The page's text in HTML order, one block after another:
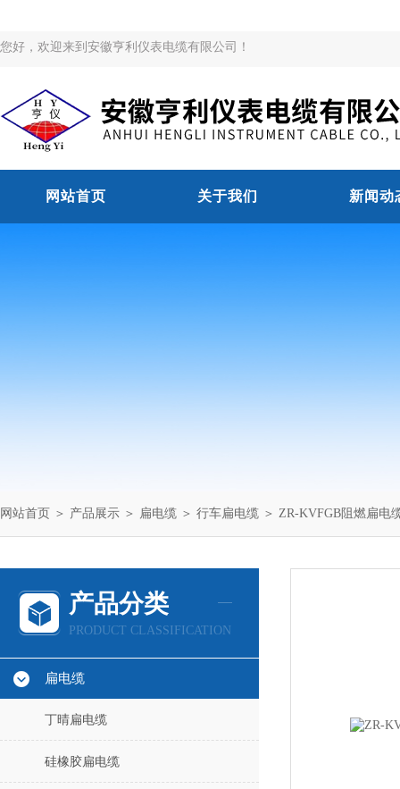
您好，欢迎来到安徽亨利仪表电缆有限公司！
网站首页 关于我们 新闻动
网站首页 ＞ 产品展示 ＞ 扁电缆 ＞ 行车扁电缆 ＞ ZR-KVFGB阻燃扁电
产品分类
PRODUCT CLASSIFICATION
扁电缆
丁晴扁电缆
硅橡胶扁电缆